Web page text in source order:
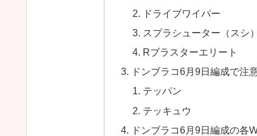
ドライブワイパー
スプラシューター（スシ）
Rブラスターエリート
ドンブラコ6月9日編成で注
テッパン
テッキュウ
ドンブラコ6月9日編成の各